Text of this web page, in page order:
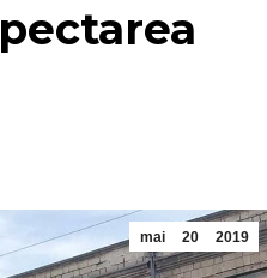
mai 20 2019